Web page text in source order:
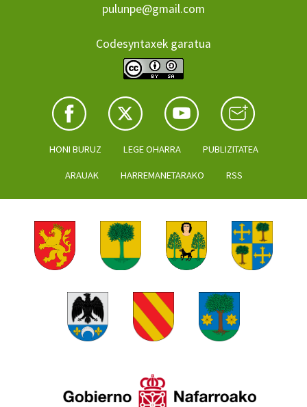
pulunpe@gmail.com
Codesyntaxek garatua
HONI BURUZ LEGE OHARRA PUBLIZITATEA
ARAUAK HARREMANETARAKO RSS